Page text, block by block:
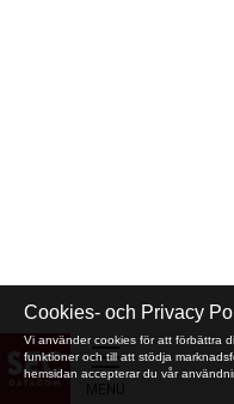
Cookies- och Privacy
Vi använder cookies för att förbättra
funktioner och till att stödja
hemsidan accepterar du vår